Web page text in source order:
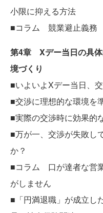
小限に抑える方法
■コラム 競業避止義務
第4章 Xデー当日の具
境づくり
■いよいよXデー当日、
■交渉に理想的な環境を
■実際の交渉時に効果的
■万が一、交渉が失敗し
か？
■コラム 口が達者な営
がしません
■「円満退職」が成立し